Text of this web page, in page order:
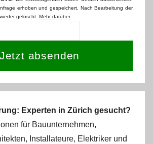
erhoben und gespeichert. Nach Bearbeitung der
gelöscht. Mehr darüber.
Jetzt absenden
Experten in Zürich gesucht?
für Bauunternehmen,
Installateure, Elektriker und